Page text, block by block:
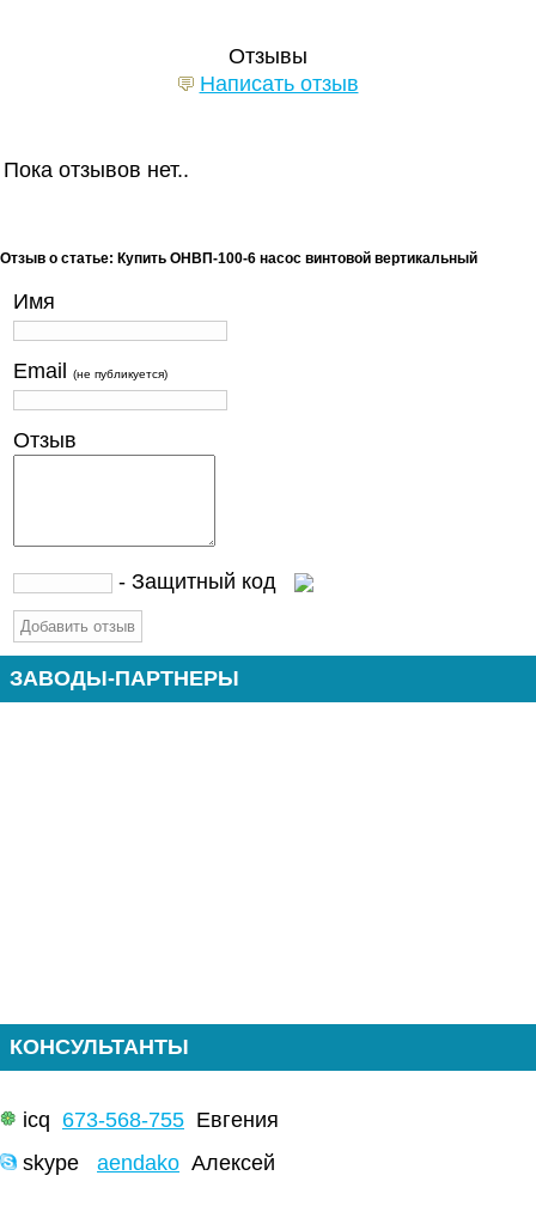
Отзывы
Написать отзыв
Пока отзывов нет..
Отзыв о статье: Купить ОНВП-100-6 насос винтовой вертикальный
Имя
Email (не публикуется)
Отзыв
- Защитный код
ЗАВОДЫ-ПАРТНЕРЫ
КОНСУЛЬТАНТЫ
icq 673-568-755 Евгения
skype aendako Алексей